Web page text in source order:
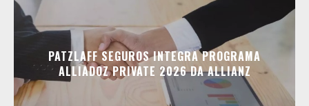
PATZLAFF SEGUROS INTEGRA PROGRAMA
ALLIADOZ PRIVATE 2026 DA ALLIANZ